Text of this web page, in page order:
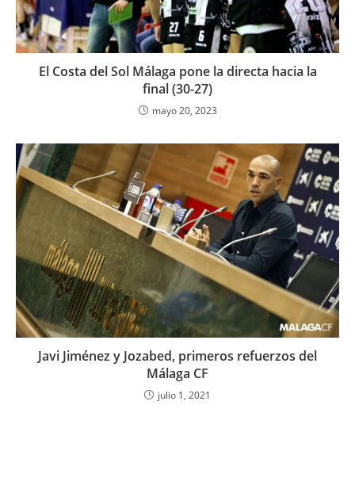
El Costa del Sol Málaga pone la directa hacia la
final (30-27)
mayo 20, 2023
Javi Jiménez y Jozabed, primeros refuerzos del
Málaga CF
julio 1, 2021